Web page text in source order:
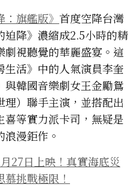
：旗艦版》 首度空降台灣
迫降》濃縮成2.5小時的精
視聽覺的華麗盛宴。這
活》中的人氣演員李奎
韓國音樂劇女王金勵鴛
理）聯手主演，並搭配出
等實力派卡司，無疑是
漫鉅作。
27日上映！真實海底災
挑戰極限！